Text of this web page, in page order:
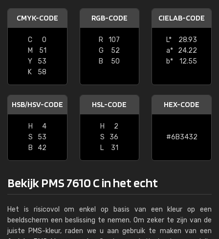
CMYK-CODE
C
0
M
51
Y
53
K
58
RGB-CODE
R
107
G
52
B
50
CIELAB-CODE
L*
28.93
a*
24.22
b*
12.55
HSB/HSV-CODE
H
4
S
53
B
42
HSL-CODE
H
2
S
36
L
31
HEX-CODE
#6B3432
Bekijk PMS 7610 C in het echt
Het is risicovol om enkel op basis van een kleur op een
beeldscherm een beslissing te nemen. Om zeker te zijn van de
juiste PMS-kleur, raden we u aan gebruik te maken van een